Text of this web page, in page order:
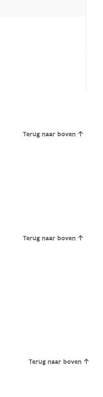
Terug naar boven
Terug naar boven
Terug naar boven